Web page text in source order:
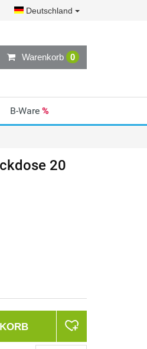
Deutschland
Warenkorb 0
B-Ware %
20